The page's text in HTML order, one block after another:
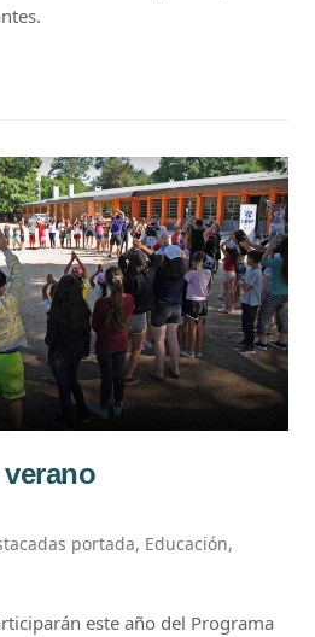
portada, Educación,
este año del Programa